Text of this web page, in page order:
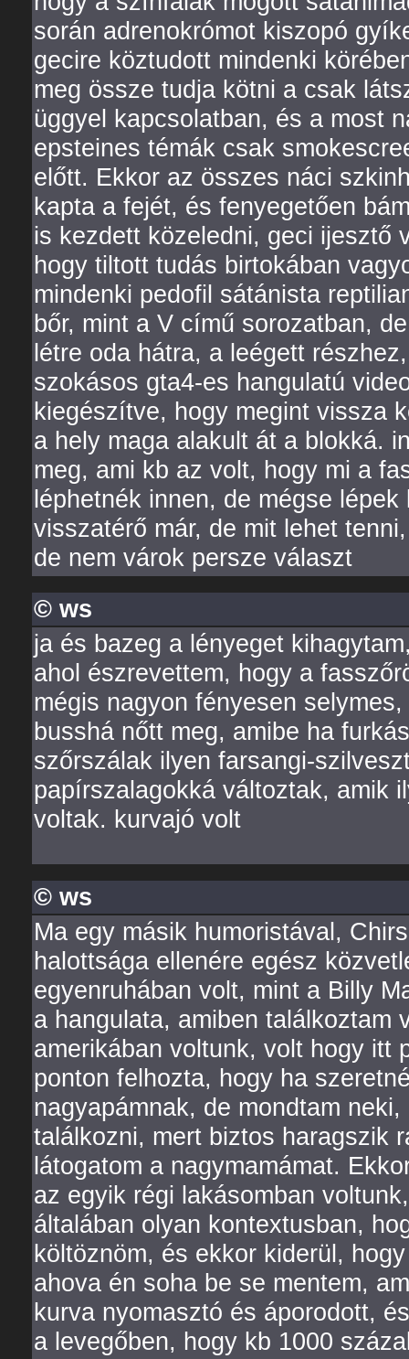
során adrenokrómot kiszopó
gecire köztudott mindenki
meg össze tudja kötni a csak
üggyel kapcsolatban, és a most
epsteines témák csak
előtt. Ekkor az összes náci
kapta a fejét, és fenyegetően
is kezdett közeledni, geci ijesztő
hogy tiltott tudás birtokában
mindenki pedofil sátánista
bőr, mint a V című sorozatban,
létre oda hátra, a leégett
szokásos gta4-es hangulatú
kiegészítve, hogy megint vissza
a hely maga alakult át a blokká.
meg, ami kb az volt, hogy mi a
léphetnék innen, de mégse
visszatérő már, de mit lehet
de nem várok persze választ
© ws
ja és bazeg a lényeget
ahol észrevettem, hogy a
mégis nagyon fényesen
busshá nőtt meg, amibe ha
szőrszálak ilyen farsangi-
papírszalagokká változtak, amik
voltak. kurvajó volt
© ws
Ma egy másik humoristával,
halottsága ellenére egész
egyenruhában volt, mint a Billy
a hangulata, amiben találkoztam
amerikában voltunk, volt hogy itt
ponton felhozta, hogy ha
nagyapámnak, de mondtam
találkozni, mert biztos haragszik
látogatom a nagymamámat.
az egyik régi lakásomban
általában olyan kontextusban,
költöznöm, és ekkor kiderül,
ahova én soha be se mentem,
kurva nyomasztó és áporodott,
a levegőben, hogy kb 1000